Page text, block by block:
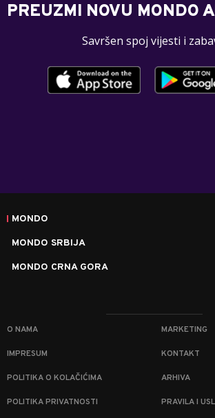
PREUZMI NOVU MONDO
Savršen spoj vijesti i
MONDO
MONDO SRBIJA
MONDO CRNA GORA
O NAMA MARKETING
IMPRESUM KONTAKT
POLITIKA O KOLAČIĆIMA ARHIVA
POLITIKA PRIVATNOSTI PRAVILA I